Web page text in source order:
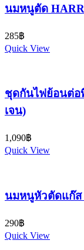
นมหนูตัด
285฿
Quick View
ชุดกันไฟย้อนต่อ
เจน)
1,090฿
Quick View
นมหนูหัวตัดแก๊ส
290฿
Quick View